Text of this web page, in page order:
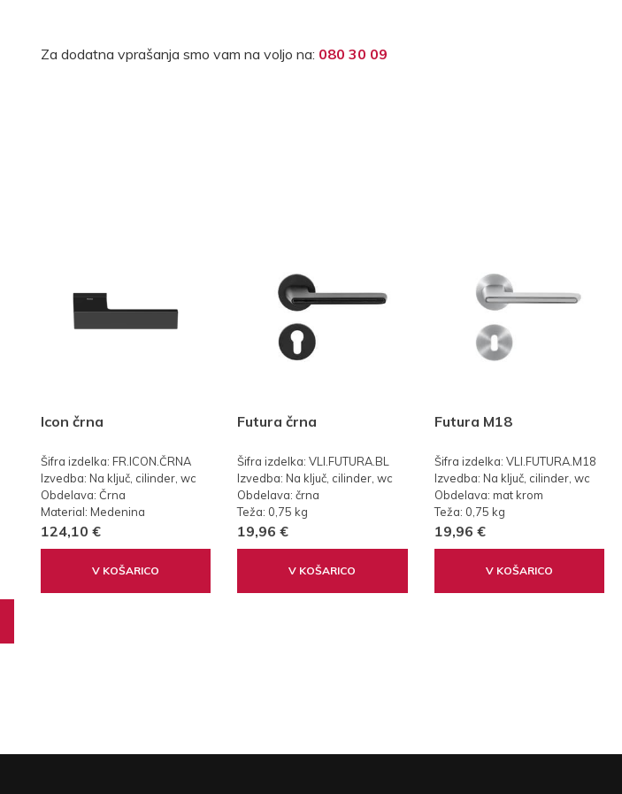
Za dodatna vprašanja smo vam na voljo na: 080 30 09
Icon črna
Šifra izdelka: FR.ICON.ČRNA
Izvedba: Na ključ, cilinder, wc
Obdelava: Črna
Material: Medenina
124,10 €
V KOŠARICO
Futura črna
Šifra izdelka: VLI.FUTURA.BL
Izvedba: Na ključ, cilinder, wc
Obdelava: črna
Teža: 0,75 kg
19,96 €
V KOŠARICO
Futura M18
Šifra izdelka: VLI.FUTURA.M18
Izvedba: Na ključ, cilinder, wc
Obdelava: mat krom
Teža: 0,75 kg
19,96 €
V KOŠARICO